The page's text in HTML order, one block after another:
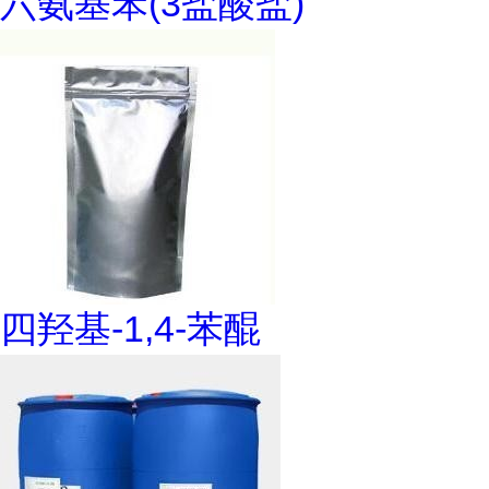
四羟基-1,4-苯醌